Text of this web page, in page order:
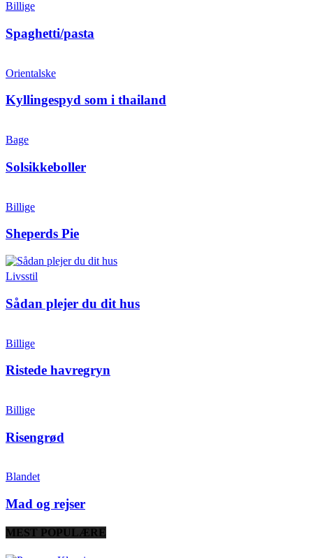
Billige
Spaghetti/pasta
Orientalske
Kyllingespyd som i thailand
Bage
Solsikkeboller
Billige
Sheperds Pie
Livsstil
Sådan plejer du dit hus
Billige
Ristede havregryn
Billige
Risengrød
Blandet
Mad og rejser
MEST POPULÆRE